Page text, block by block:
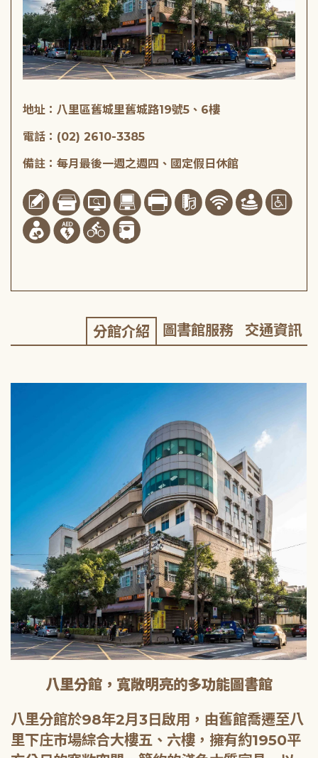
地址：八里區舊城里舊城路19號5、6樓
電話：(02) 2610-3385
備註：每月最後一週之週四、國定假日休館
分館介紹 圖書館服務 交通資訊
八里分館，寬敞明亮的多功能圖書館
八里分館於98年2月3日啟用，由舊館喬遷至八
里下庄市場綜合大樓五、六樓，擁有約1950平